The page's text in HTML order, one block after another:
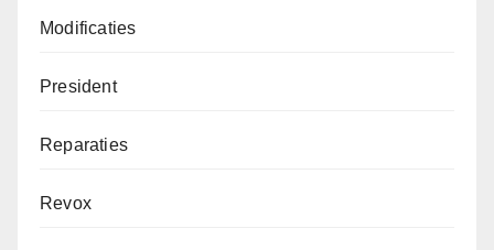
Modificaties
President
Reparaties
Revox